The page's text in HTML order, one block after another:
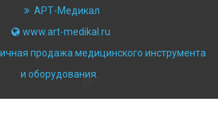
АРТ-Медикал
www.art-medikal.ru
продажа медицинского инструмента
и оборудования.